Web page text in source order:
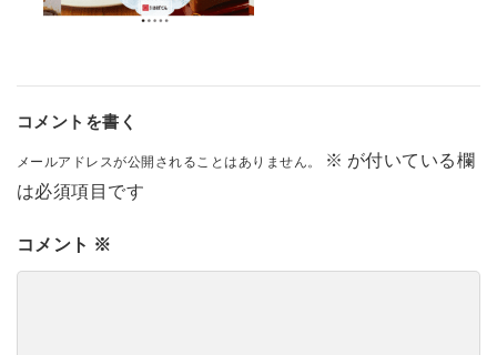
コメントを書く
メールアドレスが公開されることはありません。 ※ が付いている欄
は必須項目です
コメント ※